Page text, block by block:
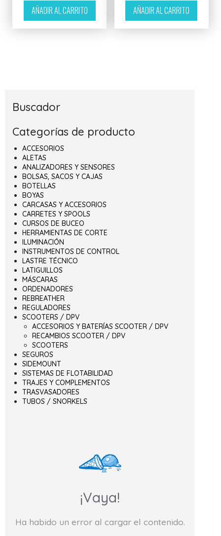
AÑADIR AL CARRITO AÑADIR AL CARRITO
Buscador
Categorías de producto
ACCESORIOS
ALETAS
ANALIZADORES Y SENSORES
BOLSAS, SACOS Y CAJAS
BOTELLAS
BOYAS
CARCASAS Y ACCESORIOS
CARRETES Y SPOOLS
CURSOS DE BUCEO
HERRAMIENTAS DE CORTE
ILUMINACIÓN
INSTRUMENTOS DE CONTROL
LASTRE TÉCNICO
LATIGUILLOS
MÁSCARAS
ORDENADORES
REBREATHER
REGULADORES
SCOOTERS / DPV
ACCESORIOS Y BATERÍAS SCOOTER / DPV
RECAMBIOS SCOOTER / DPV
SCOOTERS
SEGUROS
SIDEMOUNT
SISTEMAS DE FLOTABILIDAD
TRAJES Y COMPLEMENTOS
TRASVASADORES
TUBOS / SNORKELS
¡Vaya!
Ha habido un error al cargar el contenido.